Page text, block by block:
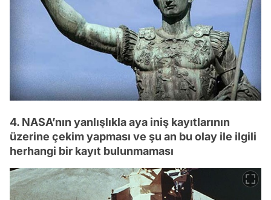
4. NASA’nın yanlışlıkla aya iniş kayıtlarının
üzerine çekim yapması ve şu an bu olay ile ilgili
herhangi bir kayıt bulunmaması